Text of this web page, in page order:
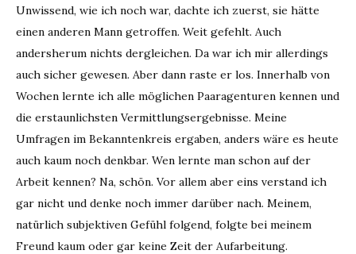
Unwissend, wie ich noch war, dachte ich zuerst, sie hätte
einen anderen Mann getroffen. Weit gefehlt. Auch
andersherum nichts dergleichen. Da war ich mir allerdings
auch sicher gewesen. Aber dann raste er los. Innerhalb von
Wochen lernte ich alle möglichen Paaragenturen kennen und
die erstaunlichsten Vermittlungsergebnisse. Meine
Umfragen im Bekanntenkreis ergaben, anders wäre es heute
auch kaum noch denkbar. Wen lernte man schon auf der
Arbeit kennen? Na, schön. Vor allem aber eins verstand ich
gar nicht und denke noch immer darüber nach. Meinem,
natürlich subjektiven Gefühl folgend, folgte bei meinem
Freund kaum oder gar keine Zeit der Aufarbeitung.